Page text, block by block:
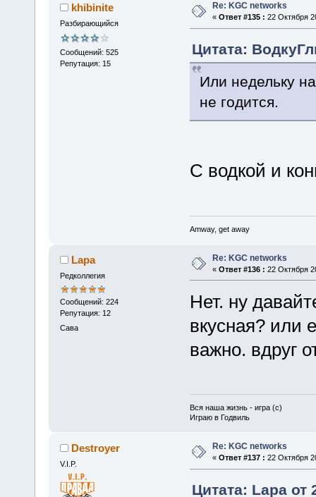
khibinite
Разбирающийся
Сообщений: 525
Репутация: 15
Re: KGC networks
« Ответ #135 : 22 Октября
Цитата:
Или недельку
не годится.
С водкой и
Amway, get away
Lapa
Редколлегия
Сообщений: 224
Репутация: 12
Сава
Re: KGC networks
« Ответ #136 : 22 Октября
Нет. ну
вкусная? или
важно. вдруг
Вся наша жизнь - игра (с)
Играю в Годвиль
Destroyer
V.I.P.
Re: KGC networks
« Ответ #137 : 22 Октября
Цитата: Lapa от